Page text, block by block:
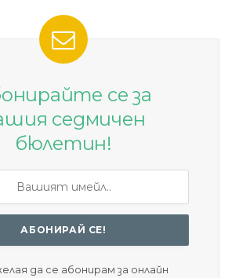
се за
седмичен
бюлетин!
да се абонирам за онлайн